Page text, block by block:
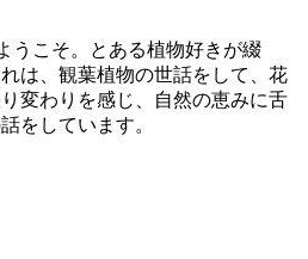
うこそ。とある植物好きが綴
は、観葉植物の世話をして、花
変わりを感じ、自然の恵みに舌
をしています。